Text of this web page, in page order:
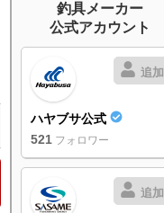
釣具メーカー
公式アカウント
追加
ハヤブサ公式
521 フォロワー
追加